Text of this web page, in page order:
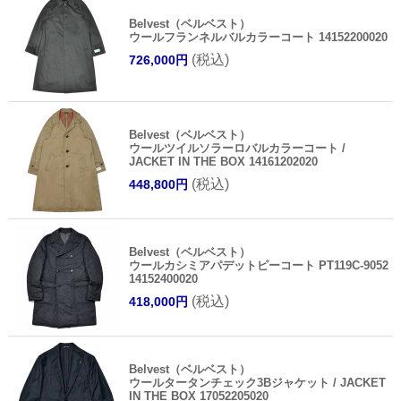
Belvest（ベルベスト）
ウールフランネルバルカラーコート 14152200020
726,000円 (税込)
Belvest（ベルベスト）
ウールツイルソラーロバルカラーコート /
JACKET IN THE BOX 14161202020
448,800円 (税込)
Belvest（ベルベスト）
ウールカシミアパデットピーコート PT119C-9052
14152400020
418,000円 (税込)
Belvest（ベルベスト）
ウールタータンチェック3Bジャケット / JACKET
IN THE BOX 17052205020